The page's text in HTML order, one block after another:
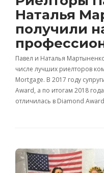
Наталья
получили
Павел и Наталья
числе лучших риелторов
Mortgage. В 2017 году
Award, а по итогам 2018
отличилась в Diamond